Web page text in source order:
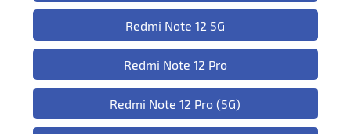
Redmi Note 12 5G
Redmi Note 12 Pro
Redmi Note 12 Pro (5G)